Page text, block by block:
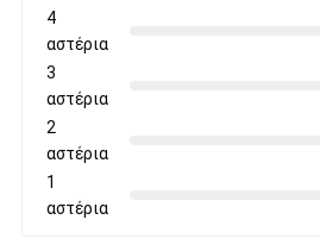
4
αστέρια
3
αστέρια
2
αστέρια
1
αστέρια